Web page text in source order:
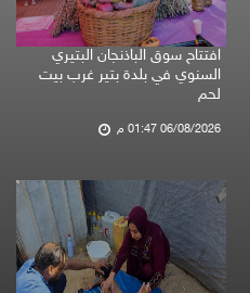
افتتاح سوق الباذنجان البتيري
السنوي في بلدة بتير غرب بيت
لحم
06/08/2026 01:47 م